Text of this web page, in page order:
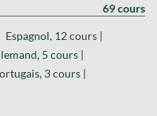
69 cours
Espagnol, 12 cours |
5 cours |
3 cours |